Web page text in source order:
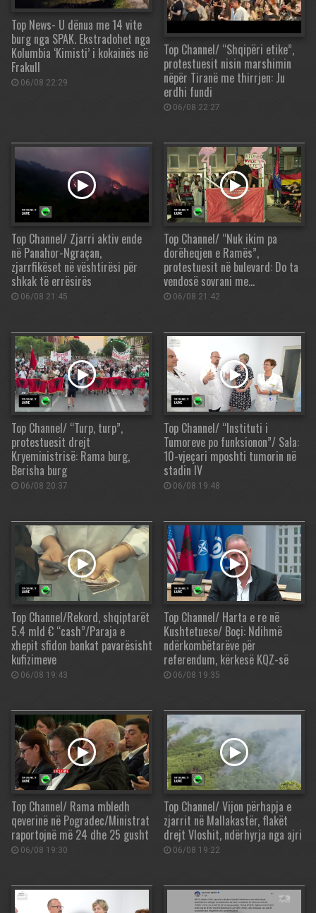
Top News- U dënua me 14 vite
burg nga SPAK. Ekstradohet nga
Kolumbia ‘Kimisti’ i kokainës në
Frakull
06/08 22:29
Top Channel/ “Shqipëri etike”,
protestuesit nisin marshimin
nëpër Tiranë me thirrjen: Ju
erdhi fundi
06/08 22:27
Top Channel/ Zjarri aktiv ende
në Panahor-Ngraçan,
zjarrfikëset në vështirësi për
shkak të errësirës
06/08 21:45
Top Channel/ “Nuk ikim pa
dorëheqjen e Ramës”,
protestuesit në bulevard: Do ta
vendosë sovrani me…
06/08 21:42
Top Channel/ “Turp, turp”,
protestuesit drejt
Kryeministrisë: Rama burg,
Berisha burg
06/08 20:37
Top Channel/ “Instituti i
Tumoreve po funksionon”/ Sala:
10-vjeçari mposhti tumorin në
stadin IV
06/08 19:48
Top Channel/Rekord, shqiptarët
5.4 mld € “cash”/Paraja e
xhepit sfidon bankat pavarësisht
kufizimeve
06/08 19:43
Top Channel/ Harta e re në
Kushtetuese/ Boçi: Ndihmë
ndërkombëtarëve për
referendum, kërkesë KQZ-së
06/08 19:35
Top Channel/ Rama mbledh
qeverinë në Pogradec/Ministrat
raportojnë më 24 dhe 25 gusht
06/08 19:30
Top Channel/ Vijon përhapja e
zjarrit në Mallakastër, flakët
drejt Vloshit, ndërhyrja nga ajri
06/08 19:22